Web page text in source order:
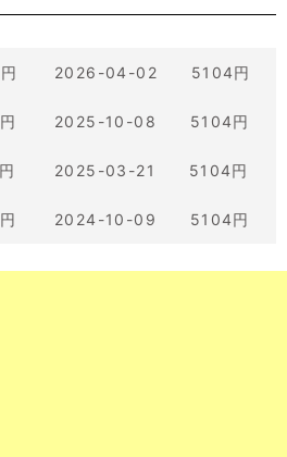
2026-04-02 5104円
2025-10-08 5104円
2025-03-21 5104円
2024-10-09 5104円